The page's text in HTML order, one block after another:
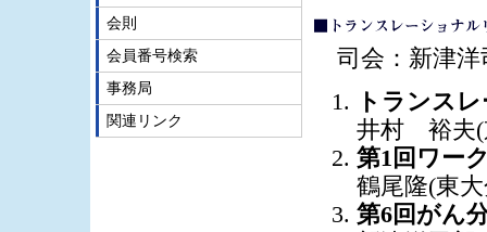
司会：新津
トランス
井村 裕夫(
第1回ワー
鶴尾隆(東
第6回がん
会則
会員番号検索
事務局
関連リンク